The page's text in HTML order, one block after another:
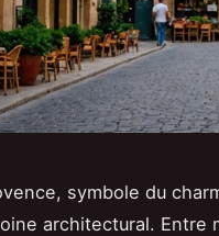
symbole du
architectural.